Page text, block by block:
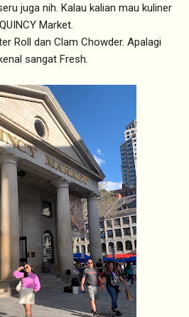
juga nih. Kalau kalian mau kuliner
Market.
Roll dan Clam Chowder. Apalagi
sangat Fresh.